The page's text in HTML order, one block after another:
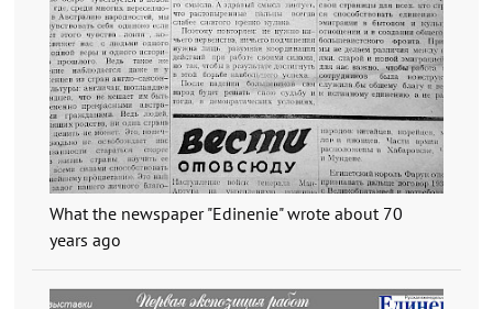
What the newspaper "Edinenie" wrote about 70
years ago